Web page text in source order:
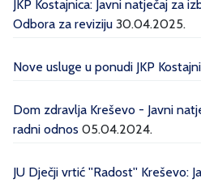
JKP Kostajnica: Javni natječaj za
Odbora za reviziju 30.04.2025.
Nove usluge u ponudi JKP
Dom zdravlja Kreševo - Javni
radni odnos 05.04.2024.
JU Dječji vrtić ''Radost'' Kreševo: